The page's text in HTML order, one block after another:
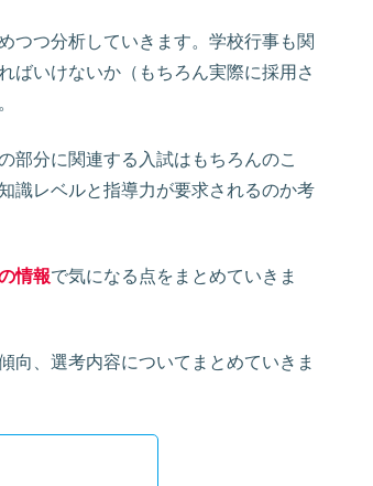
つつ分析していきます。学校行事も関
ばいけないか（もちろん実際に採用さ
部分に関連する入試はもちろんのこ
識レベルと指導力が要求されるのか考
情報で気になる点をまとめていきま
向、選考内容についてまとめていきま